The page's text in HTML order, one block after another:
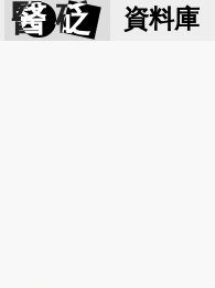
醫 砭 資料庫